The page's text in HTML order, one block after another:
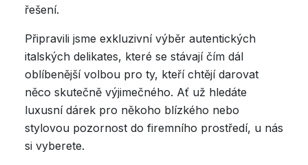
řešení.
Připravili jsme exkluzivní výběr autentických
italských delikates, které se stávají čím dál
oblíbenější volbou pro ty, kteří chtějí darovat
něco skutečně výjimečného. Ať už hledáte
luxusní dárek pro někoho blízkého nebo
stylovou pozornost do firemního prostředí, u nás
si vyberete.